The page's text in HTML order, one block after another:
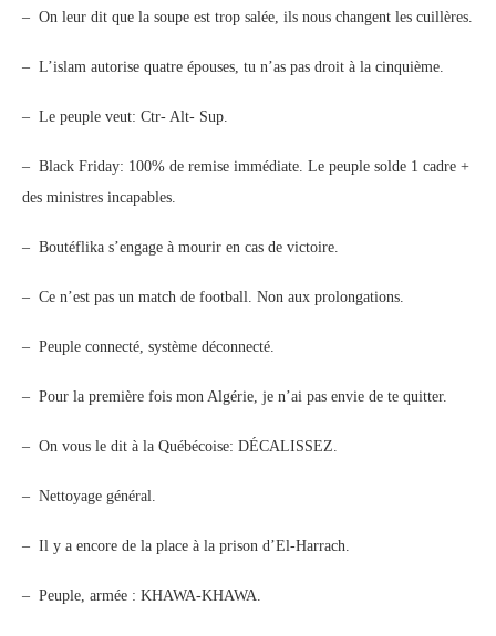
– On leur dit que la soupe est trop salée, ils nous changent les cuillères.
– L’islam autorise quatre épouses, tu n’as pas droit à la cinquième.
– Le peuple veut: Ctr- Alt- Sup.
– Black Friday: 100% de remise immédiate. Le peuple solde 1 cadre +
des ministres incapables.
– Boutéflika s’engage à mourir en cas de victoire.
– Ce n’est pas un match de football. Non aux prolongations.
– Peuple connecté, système déconnecté.
– Pour la première fois mon Algérie, je n’ai pas envie de te quitter.
– On vous le dit à la Québécoise: DÉCALISSEZ.
– Nettoyage général.
– Il y a encore de la place à la prison d’El-Harrach.
– Peuple, armée : KHAWA-KHAWA.